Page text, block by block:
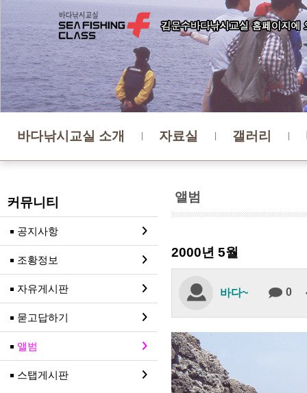
바다낚시교실 소개 자료실 갤러리
앨범
커뮤니티
공지사항
조황정보
자유게시판
묻고답하기
앨범
스탭게시판
2000년 5월
바다~ 0